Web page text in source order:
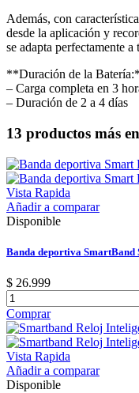
Además, con
desde la aplicación y
se adapta perfectamente
**Duración de la
– Carga completa en 3
– Duración de 2 a 4 días
13 productos más
Vista Rapida
Añadir a comparar
Disponible
Banda deportiva SmartBand
$ 26.999
Comprar
Vista Rapida
Añadir a comparar
Disponible